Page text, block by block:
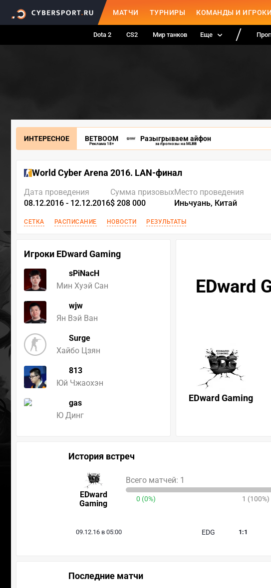
МАТЧИ ТУРНИРЫ КОМАНДЫ И ИГРОКИ
Dota 2 CS2 Мир танков Еще
ИНТЕРЕСНОЕ BETBOOM
Реклама 18+
Разыгрываем айфон
за прогнозы на MLBB
World Cyber Arena 2016. LAN-финал
Дата проведения
08.12.2016 - 12.12.2016
Сумма призовых
$ 208 000
Место проведения
Иньчуань, Китай
СЕТКА РАСПИСАНИЕ НОВОСТИ РЕЗУЛЬТАТЫ
Игроки EDward Gaming
sPiNacH
Мин Хуэй Сан
wjw
Ян Вэй Ван
Surge
Хайбо Цзян
813
Юй Чжаохэн
gas
Ю Динг
EDward
EDward Gaming
История встреч
EDward
Gaming
Всего матчей: 1
0 (0%) 1 (100%)
09.12.16 в 05:00 EDG 1 :1
Последние матчи